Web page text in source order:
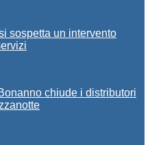
sospetta un intervento
chiude i distributori